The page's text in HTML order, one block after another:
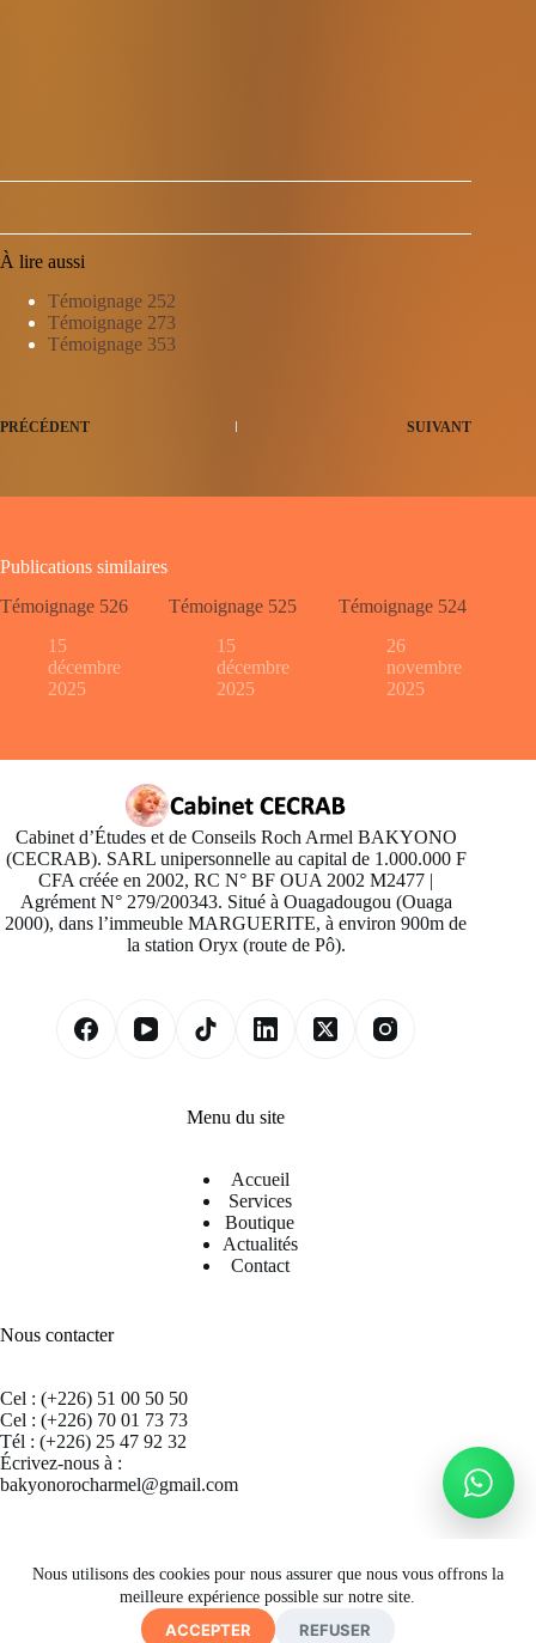
Nous utilisons des cookies pour nous assurer que nous vous offrons la
meilleure expérience possible sur notre site.
ACCEPTER REFUSER
À lire aussi
Témoignage 252
Témoignage 273
Témoignage 353
PRÉCÉDENT SUIVANT
Publications similaires
Témoignage 526
15
décembre
2025
Témoignage 525
15
décembre
2025
Témoignage 524
26
novembre
2025
Cabinet d’Études et de Conseils Roch Armel BAKYONO
(CECRAB). SARL unipersonnelle au capital de 1.000.000 F
CFA créée en 2002, RC N° BF OUA 2002 M2477 |
Agrément N° 279/200343. Situé à Ouagadougou (Ouaga
2000), dans l’immeuble MARGUERITE, à environ 900m de
la station Oryx (route de Pô).
Menu du site
Accueil
Services
Boutique
Actualités
Contact
Nous contacter
Cel : (+226) 51 00 50 50
Cel : (+226) 70 01 73 73
Tél : (+226) 25 47 92 32
Écrivez-nous à :
bakyonorocharmel@gmail.com
Copyright © 2026 CECRAB - Site byA. K. SIMPORE